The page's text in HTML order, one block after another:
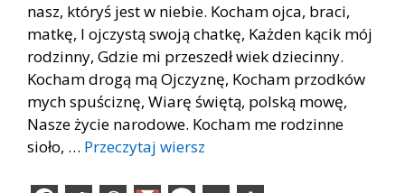
nasz, któryś jest w niebie. Kocham ojca, braci,
matkę, I ojczystą swoją chatkę, Każden kącik mój
rodzinny, Gdzie mi przeszedł wiek dziecinny.
Kocham drogą mą Ojczyznę, Kocham przodków
mych spuściznę, Wiarę świętą, polską mowę,
Nasze życie narodowe. Kocham me rodzinne
sioło, … Przeczytaj wiersz